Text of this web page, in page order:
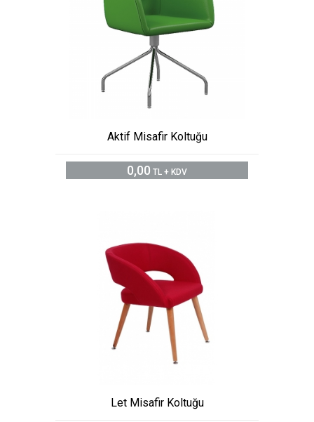
Aktif Misafir Koltuğu
0,00 TL + KDV
Let Misafir Koltuğu